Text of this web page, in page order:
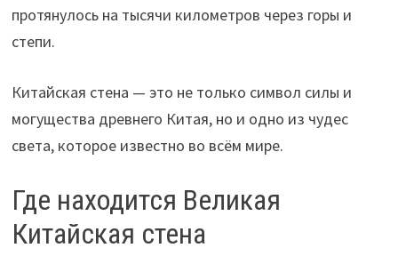
протянулось на тысячи километров через горы и
степи.
Китайская стена — это не только символ силы и
могущества древнего Китая, но и одно из чудес
света, которое известно во всём мире.
Где находится Великая
Китайская стена